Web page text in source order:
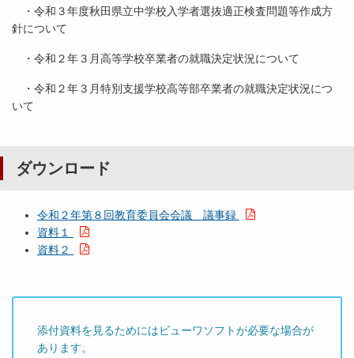
・令和３年度秋田県立中学校入学者選抜適正検査問題等作成方
針について
・令和２年３月高等学校卒業者の就職決定状況について
・令和２年３月特別支援学校高等部卒業者の就職決定状況につ
いて
ダウンロード
令和２年第８回教育委員会会議 議事録
資料１
資料２
添付資料を見るためにはビューワソフトが必要な場合が
あります。